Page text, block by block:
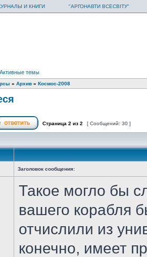
И КНИГИ "АРГОНАВТИ ВСЕСВІТУ"
Активные темы
» Архив » Космос-2008
Страница 2 из 2 [ Сообщений: 30 ]
Заголовок сообщения:
Такое могло бы
вашего корабля
отчислили из
конечно, имеет